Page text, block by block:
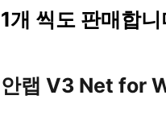
1개 씩도 판매합
안랩 V3 Net for